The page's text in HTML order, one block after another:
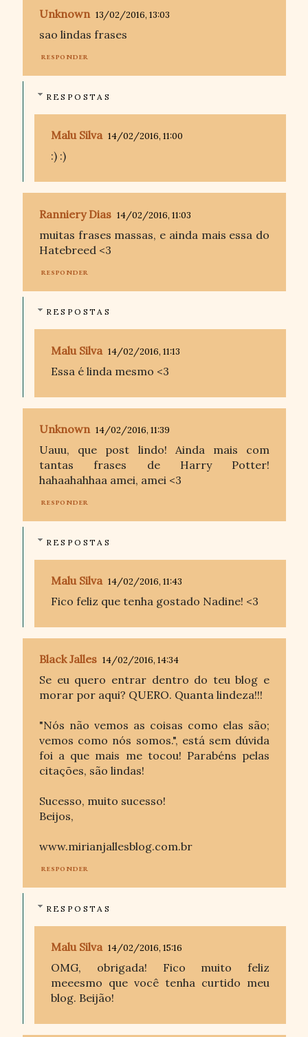
Unknown 13/02/2016, 13:03
sao lindas frases
RESPONDER
RESPOSTAS
Malu Silva 14/02/2016, 11:00
:) :)
Ranniery Dias 14/02/2016, 11:03
muitas frases massas, e ainda mais essa do
Hatebreed <3
RESPONDER
RESPOSTAS
Malu Silva 14/02/2016, 11:13
Essa é linda mesmo <3
Unknown 14/02/2016, 11:39
Uauu, que post lindo! Ainda mais com
tantas frases de Harry Potter!
hahaahahhaa amei, amei <3
RESPONDER
RESPOSTAS
Malu Silva 14/02/2016, 11:43
Fico feliz que tenha gostado Nadine! <3
Black Jalles 14/02/2016, 14:34
Se eu quero entrar dentro do teu blog e
morar por aqui? QUERO. Quanta lindeza!!!
"Nós não vemos as coisas como elas são;
vemos como nós somos.", está sem dúvida
foi a que mais me tocou! Parabéns pelas
citações, são lindas!
Sucesso, muito sucesso!
Beijos,
www.mirianjallesblog.com.br
RESPONDER
RESPOSTAS
Malu Silva 14/02/2016, 15:16
OMG, obrigada! Fico muito feliz
meeesmo que você tenha curtido meu
blog. Beijão!